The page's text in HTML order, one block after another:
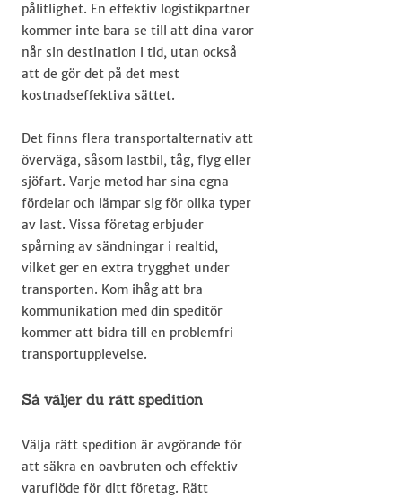
pålitlighet. En effektiv logistikpartner
kommer inte bara se till att dina varor
når sin destination i tid, utan också
att de gör det på det mest
kostnadseffektiva sättet.
Det finns flera transportalternativ att
överväga, såsom lastbil, tåg, flyg eller
sjöfart. Varje metod har sina egna
fördelar och lämpar sig för olika typer
av last. Vissa företag erbjuder
spårning av sändningar i realtid,
vilket ger en extra trygghet under
transporten. Kom ihåg att bra
kommunikation med din speditör
kommer att bidra till en problemfri
transportupplevelse.
Så väljer du rätt spedition
Välja rätt spedition är avgörande för
att säkra en oavbruten och effektiv
varuflöde för ditt företag. Rätt